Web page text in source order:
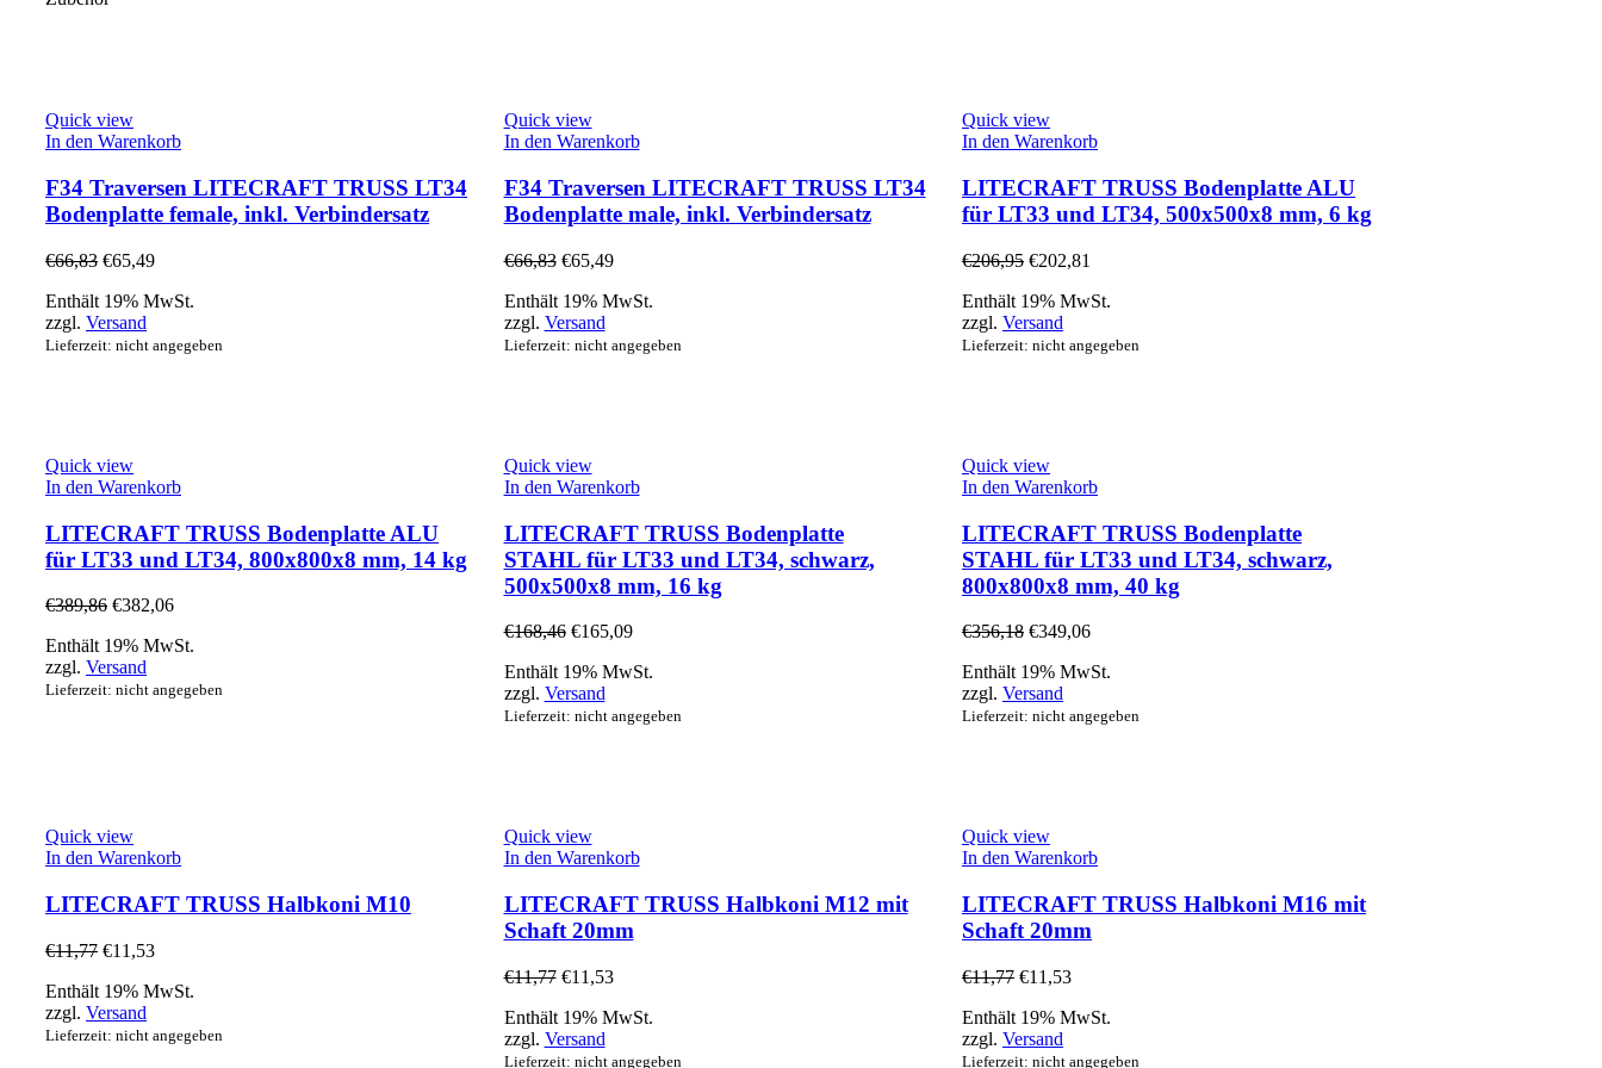
Quick view
In den Warenkorb
F34 Traversen LITECRAFT TRUSS LT34
Bodenplatte female, inkl. Verbindersatz
€66,83 €65,49
Enthält 19% MwSt.
zzgl. Versand
Lieferzeit: nicht angegeben
Quick view
In den Warenkorb
F34 Traversen LITECRAFT TRUSS LT34
Bodenplatte male, inkl. Verbindersatz
€66,83 €65,49
Enthält 19% MwSt.
zzgl. Versand
Lieferzeit: nicht angegeben
Quick view
In den Warenkorb
LITECRAFT TRUSS Bodenplatte ALU
für LT33 und LT34, 500x500x8 mm, 6 kg
€206,95 €202,81
Enthält 19% MwSt.
zzgl. Versand
Lieferzeit: nicht angegeben
Quick view
In den Warenkorb
LITECRAFT TRUSS Bodenplatte ALU
für LT33 und LT34, 800x800x8 mm, 14 kg
€389,86 €382,06
Enthält 19% MwSt.
zzgl. Versand
Lieferzeit: nicht angegeben
Quick view
In den Warenkorb
LITECRAFT TRUSS Bodenplatte
STAHL für LT33 und LT34, schwarz,
500x500x8 mm, 16 kg
€168,46 €165,09
Enthält 19% MwSt.
zzgl. Versand
Lieferzeit: nicht angegeben
Quick view
In den Warenkorb
LITECRAFT TRUSS Bodenplatte
STAHL für LT33 und LT34, schwarz,
800x800x8 mm, 40 kg
€356,18 €349,06
Enthält 19% MwSt.
zzgl. Versand
Lieferzeit: nicht angegeben
Quick view
In den Warenkorb
LITECRAFT TRUSS Halbkoni M10
€11,77 €11,53
Enthält 19% MwSt.
zzgl. Versand
Lieferzeit: nicht angegeben
Quick view
In den Warenkorb
LITECRAFT TRUSS Halbkoni M12 mit
Schaft 20mm
€11,77 €11,53
Enthält 19% MwSt.
zzgl. Versand
Lieferzeit: nicht angegeben
Quick view
In den Warenkorb
LITECRAFT TRUSS Halbkoni M16 mit
Schaft 20mm
€11,77 €11,53
Enthält 19% MwSt.
zzgl. Versand
Lieferzeit: nicht angegeben